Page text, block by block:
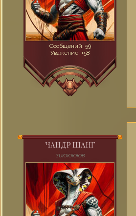
Сообщений: 59
Уважение: +58
ЧАНДР ШАНГ
ЗUЮЮЮЮВ